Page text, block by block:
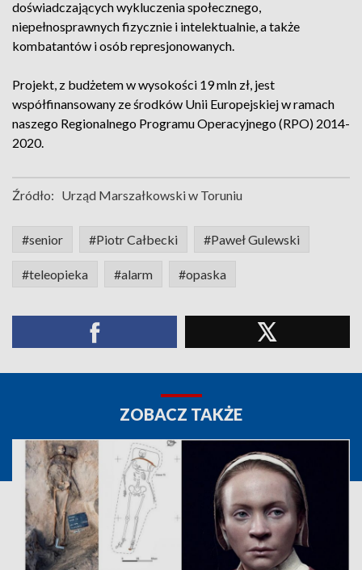
doświadczających wykluczenia społecznego,
niepełnosprawnych fizycznie i intelektualnie, a także
kombatantów i osób represjonowanych.
Projekt, z budżetem w wysokości 19 mln zł, jest
współfinansowany ze środków Unii Europejskiej w ramach
naszego Regionalnego Programu Operacyjnego (RPO) 2014-
2020.
Źródło: Urząd Marszałkowski w Toruniu
#senior #Piotr Całbecki #Paweł Gulewski
#teleopieka #alarm #opaska
ZOBACZ TAKŻE